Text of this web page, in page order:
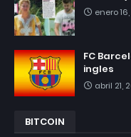
enero 16,
FC
ingles
abril 21,
BITCOIN